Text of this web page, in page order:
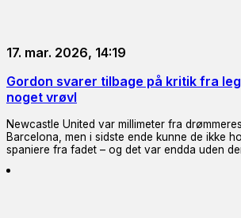
17. mar. 2026, 14:19
Gordon svarer tilbage på kritik fra
noget vrøvl
Newcastle United var millimeter fra
Barcelona, men i sidste ende kunne de ikke
spaniere fra fadet – og det var endda uden